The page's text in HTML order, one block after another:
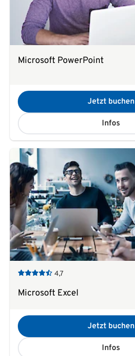
Microsoft PowerPoint
Jetzt buchen
Infos
4,7
Microsoft Excel
Jetzt buchen
Infos